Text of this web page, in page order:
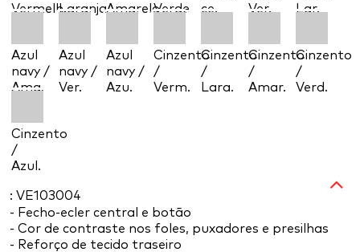
Vermelh.LaranjaAmareloVerde
ce.
Ver.
Lar.
Azul
navy /
Ama.
Azul
navy /
Ver.
Azul
navy /
Azu.
Cinzento
/
Verm.
Cinzento
/
Lara.
Cinzento
/
Amar.
Cinzento
/
Verd.
Cinzento
/
Azul.
: VE103004
- Fecho-ecler central e botão
- Cor de contraste nos foles, puxadores e presilhas
- Reforço de tecido traseiro